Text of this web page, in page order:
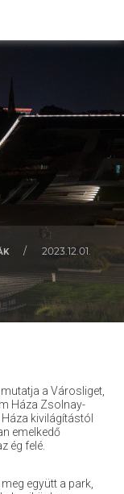
/ 2023.12.01.
a Városliget,
Háza Zsolnay-
kivilágítástól
emelkedő
ég felé.
együtt a park,